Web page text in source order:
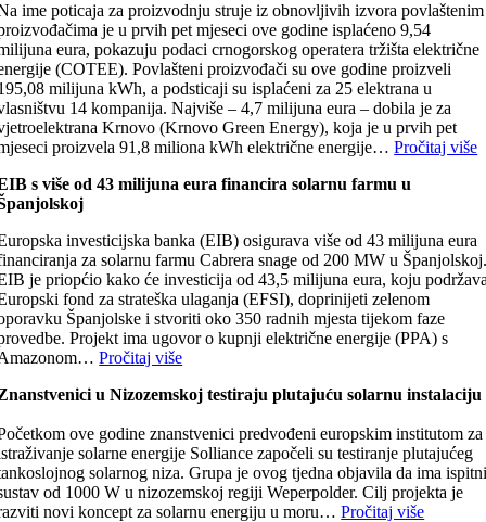
ime poticaja za proizvodnju struje iz obnovljivih izvora povlaštenim
je u prvih pet mjeseci ove godine isplaćeno 9,54
eura, pokazuju podaci crnogorskog operatera tržišta električne
(COTEE). Povlašteni proizvođači su ove godine proizveli
milijuna kWh, a podsticaji su isplaćeni za 25 elektrana u
14 kompanija. Najviše – 4,7 milijuna eura – dobila je za
Krnovo (Krnovo Green Energy), koja je u prvih pet
proizvela 91,8 miliona kWh električne energije…Pročitaj više
s više od 43 milijuna eura financira solarnu farmu u
investicijska banka (EIB) osigurava više od 43 milijuna eura
za solarnu farmu Cabrera snage od 200 MW u
je priopćio kako će investicija od 43,5 milijuna eura, koju
fond za strateška ulaganja (EFSI), doprinijeti zelenom
Španjolske i stvoriti oko 350 radnih mjesta tijekom faze
Projekt ima ugovor o kupnji električne energije (PPA) s
Pročitaj više
u Nizozemskoj testiraju plutajuću solarnu instalaciju
ove godine znanstvenici predvođeni europskim institutom za
solarne energije Solliance započeli su testiranje plutajućeg
solarnog niza. Grupa je ovog tjedna objavila da ima
od 1000 W u nizozemskoj regiji Weperpolder. Cilj projekta je
novi koncept za solarnu energiju u moru…Pročitaj više